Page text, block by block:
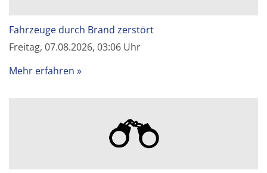
Fahrzeuge durch Brand zerstört
Freitag, 07.08.2026, 03:06 Uhr
Mehr erfahren